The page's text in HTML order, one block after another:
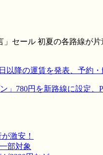
セール 初夏の各路線が
以降の運賃を発表、予約
」780円を新路線に設定
激安！
部対象